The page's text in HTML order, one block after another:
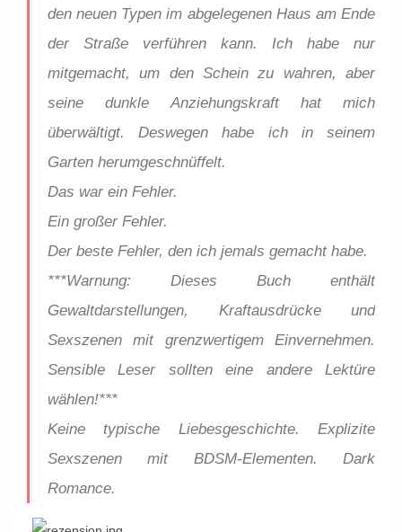
den neuen Typen im abgelegenen Haus am Ende
der Straße verführen kann. Ich habe nur
mitgemacht, um den Schein zu wahren, aber
seine dunkle Anziehungskraft hat mich
überwältigt. Deswegen habe ich in seinem
Garten herumgeschnüffelt.
Das war ein Fehler.
Ein großer Fehler.
Der beste Fehler, den ich jemals gemacht habe.
***Warnung: Dieses Buch enthält
Gewaltdarstellungen, Kraftausdrücke und
Sexszenen mit grenzwertigem Einvernehmen.
Sensible Leser sollten eine andere Lektüre
wählen!***
Keine typische Liebesgeschichte. Explizite
Sexszenen mit BDSM-Elementen. Dark
Romance.